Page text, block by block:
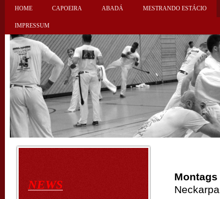
HOME CAPOEIRA ABADÁ MESTRANDO ESTÁCIO
IMPRESSUM
NEWS
Montags